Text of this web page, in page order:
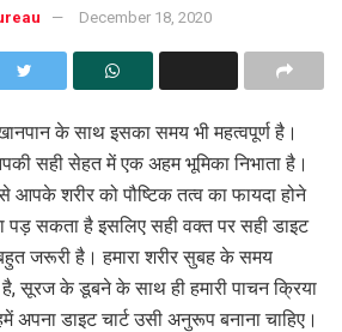
December 18, 2020
के साथ इसका समय भी महत्वपूर्ण है।
सही सेहत में एक अहम भूमिका निभाता है।
शरीर को पौष्टिक तत्व का फायदा होने
सकता है इसलिए सही वक्त पर सही डाइट
जरूरी है। हमारा शरीर सुबह के समय
सूरज के डूबने के साथ ही हमारी पाचन क्रिया
अपना डाइट चार्ट उसी अनुरूप बनाना चाहिए।